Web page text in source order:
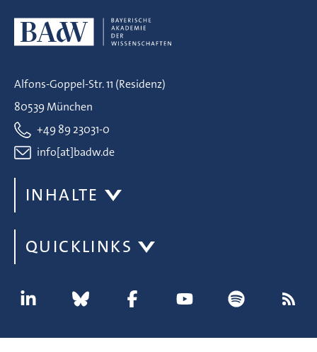
Alfons-Goppel-Str. 11 (Residenz)
80539 München
+49 89 23031-0
info[at]badw.de
INHALTE
QUICKLINKS